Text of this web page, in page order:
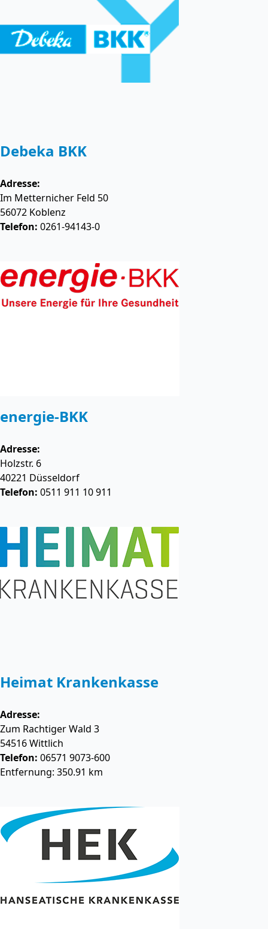
Debeka BKK
Adresse:
Im Metternicher Feld 50
56072 Koblenz
Telefon: 0261-94143-0
energie-BKK
Adresse:
Holzstr. 6
40221 Düsseldorf
Telefon: 0511 911 10 911
Heimat Krankenkasse
Adresse:
Zum Rachtiger Wald 3
54516Wittlich
Telefon: 06571 9073-600
Entfernung: 350.91 km